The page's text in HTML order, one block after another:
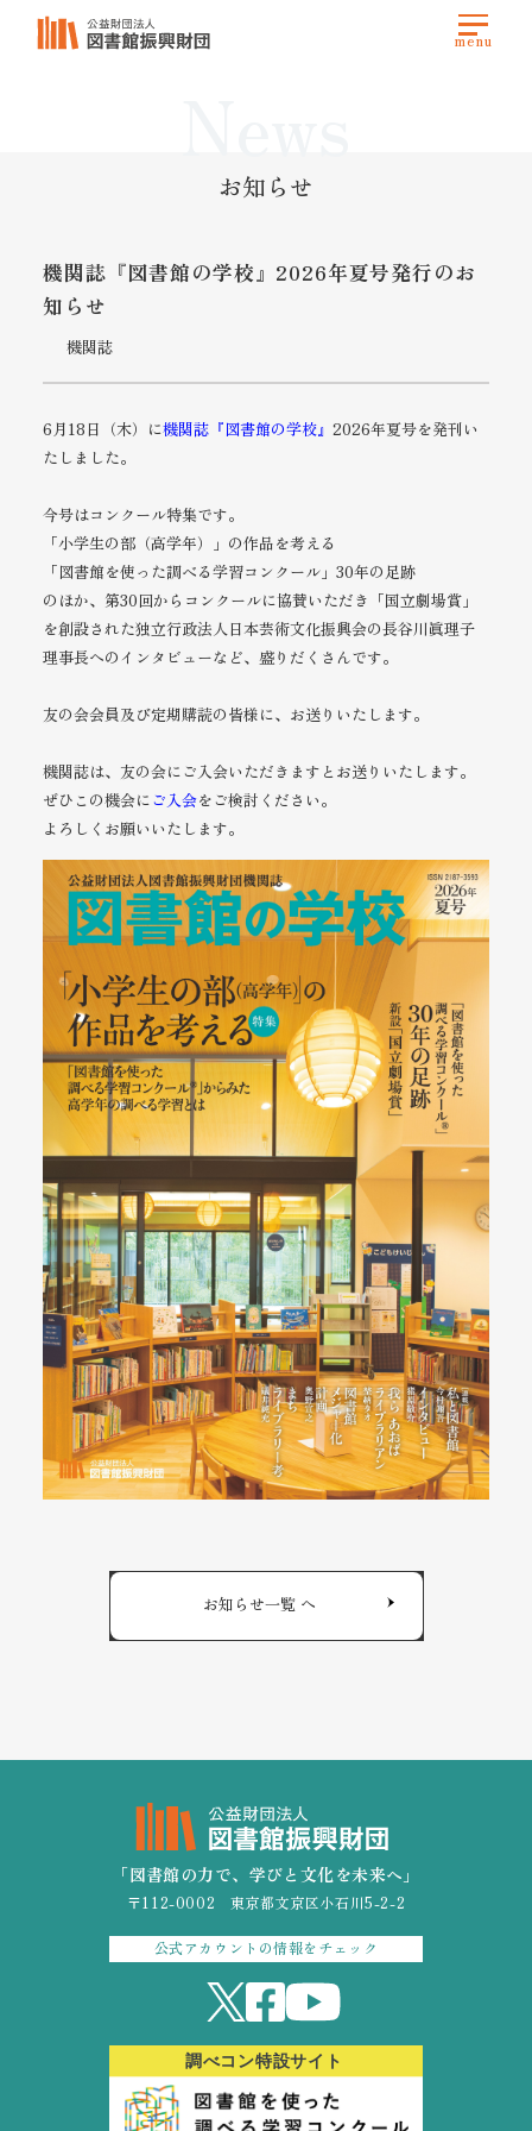
お知らせ
機関誌『図書館の学校』2026年夏号発行のお
知らせ
機関誌
6月18日（木）に機関誌『図書館の学校』 2026年夏号を発刊い
たしました。
今号はコンクール特集です。
「小学生の部（高学年）」の作品を考える
「図書館を使った調べる学習コンクール」30年の足跡
のほか、第30回からコンクールに協賛いただき「国立劇場賞」
を創設された独立行政法人日本芸術文化振興会の長谷川眞理子
理事長へのインタビューなど、盛りだくさんです。
友の会会員及び定期購読の皆様に、お送りいたします。
機関誌は、友の会にご入会いただきますとお送りいたします。
ぜひこの機会にご入会をご検討ください。
よろしくお願いいたします。
お知らせ一覧 へ
「図書館の力で、学びと文化を未来へ」
〒112-0002 東京都文京区小石川5-2-2
公式アカウントの情報をチェック